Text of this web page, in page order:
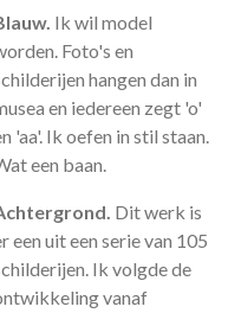
Ik wil model
Foto's en
hangen dan in
en iedereen zegt 'o'
'aa'. Ik oefen in stil staan.
een baan.
Dit werk is
een uit een serie van 105
Ik volgde de
vanaf